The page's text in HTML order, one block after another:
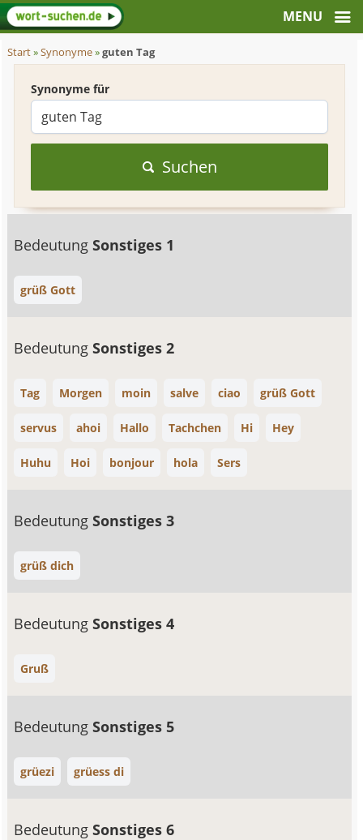
Start»Synonyme»guten Tag
Synonyme für
Suchen
BedeutungSonstiges 1
grüß Gott
BedeutungSonstiges 2
Tag Morgen moin salve ciao grüß Gott
servus ahoi Hallo Tachchen Hi Hey
Huhu Hoi bonjour hola Sers
BedeutungSonstiges 3
grüß dich
BedeutungSonstiges 4
Gruß
BedeutungSonstiges 5
grüezi grüess di
BedeutungSonstiges 6